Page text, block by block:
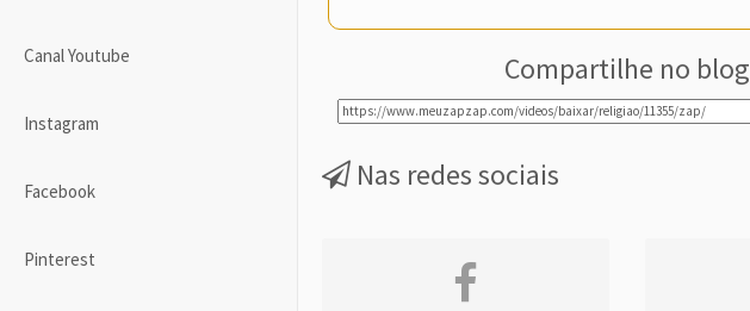
Canal Youtube
Instagram
Facebook
Pinterest
Compartilhe no blog
Nas redes sociais